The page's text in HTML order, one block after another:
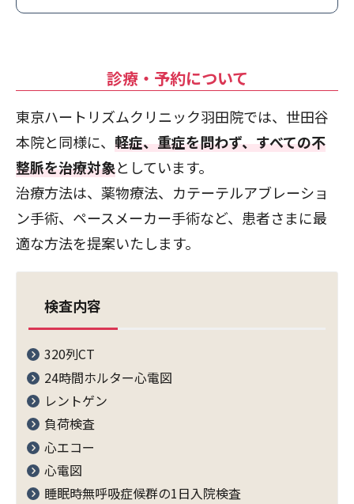
診療・予約について
東京ハートリズムクリニック羽田院では、世田谷
本院と同様に、 軽症、重症を問わず、すべての不
整脈を治療対象としています。
治療方法は、薬物療法、カテーテルアブレーショ
ン手術、ペースメーカー手術など、患者さまに最
適な方法を提案いたします。
検査内容
320列CT
24時間ホルター心電図
レントゲン
負荷検査
心エコー
心電図
睡眠時無呼吸症候群の1日入院検査